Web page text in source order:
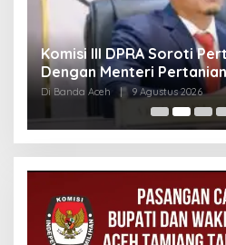
Komisi III DPRA Soroti
Dengan Menteri
Dilibatkan
Di Banda Aceh | 9 Agustus 2026